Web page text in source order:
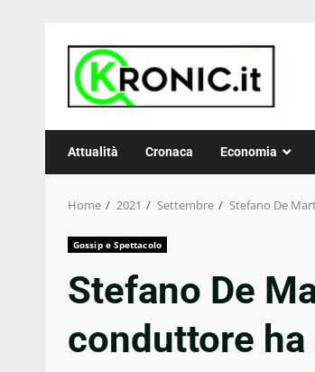
content
Attualità Cronaca Economia
Home 2021 Settembre Stefano De
Gossip e Spettacolo
Stefano De
conduttore